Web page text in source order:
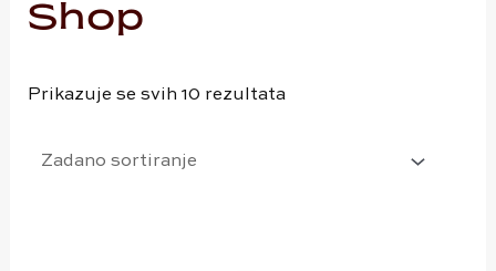
Shop
Prikazuje se svih 10 rezultata